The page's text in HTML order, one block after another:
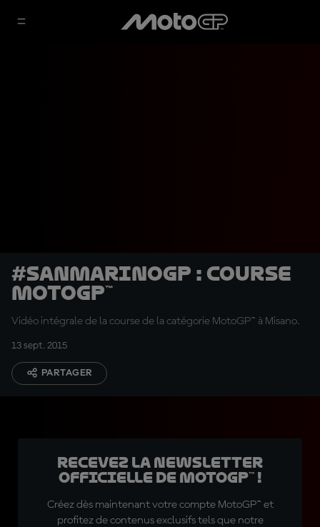
#SanMarinoGP : Course
MotoGP™
Vidéo intégrale de la course de la catégorie MotoGP™ à Misano.
13 sept. 2015
PARTAGER
Recevez la Newsletter
officielle de MotoGP™ !
Créez dès maintenant votre compte MotoGP™ et
profitez de contenus exclusifs tels que notre